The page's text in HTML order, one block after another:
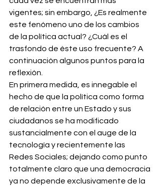
vigentes; sin embargo, ¿Es realmente
este fenómeno uno de los cambios
de la política actual? ¿Cuál es el
trasfondo de éste uso frecuente? A
continuación algunos puntos para la
reflexión.
En primera medida, es innegable el
hecho de que la política como forma
de relación entre un Estado y sus
ciudadanos se ha modificado
sustancialmente con el auge de la
tecnología y recientemente las
Redes Sociales; dejando como punto
totalmente claro que una democracia
ya no depende exclusivamente de la